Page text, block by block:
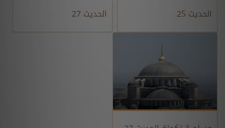
الحديث 25
الحديث 27